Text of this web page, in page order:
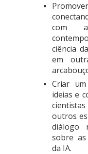
com
ciência
em
Criar
ideias e
outros
diálogo
sobre as
da IA.